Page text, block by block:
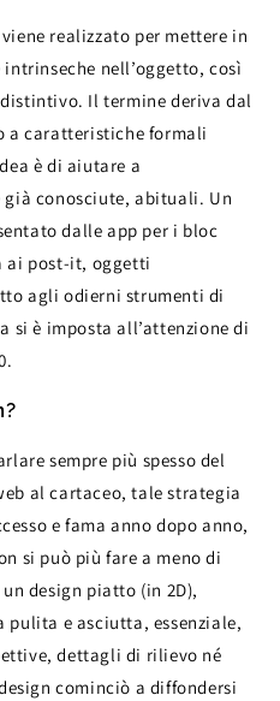
realizzato per mettere in
nell’oggetto, così
Il termine deriva dal
a caratteristiche formali
è di aiutare a
conosciute, abituali. Un
dalle app per i bloc
ai post-it, oggetti
agli odierni strumenti di
è imposta all’attenzione di
sempre più spesso del
al cartaceo, tale strategia
e fama anno dopo anno,
si può più fare a meno di
design piatto (in 2D),
e asciutta, essenziale,
dettagli di rilievo né
cominciò a diffondersi